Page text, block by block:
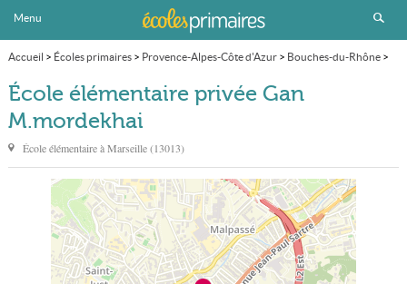
Menu
Accueil > Écoles primaires> Provence-Alpes-Côte d'Azur> Bouches-du-Rhône>
Marseille 13ème> École élémentaire privée Gan M.mordekhai
École élémentaire privée Gan
M.mordekhai
École élémentaire àMarseille(13013)